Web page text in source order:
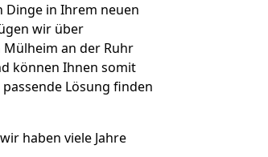
Dinge in Ihrem neuen
wir über
an der Ruhr
können Ihnen somit
Lösung finden
haben viele Jahre